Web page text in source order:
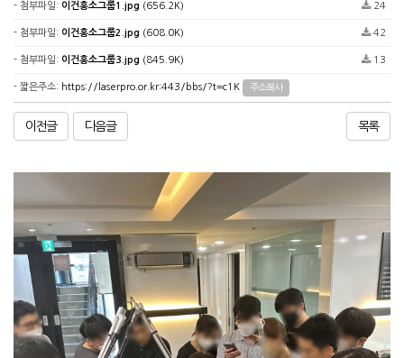
- 첨부파일: 이건홍소그룹1.jpg (656.2K) 24
- 첨부파일: 이건홍소그룹2.jpg (608.0K) 42
- 첨부파일: 이건홍소그룹3.jpg (845.9K) 13
- 짧은주소: https://laserpro.or.kr:443/bbs/?t=c1K 주소복사
이전글 다음글 목록